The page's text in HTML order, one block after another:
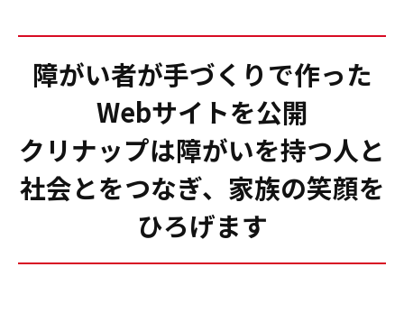
障がい者が手づくりで作った
Webサイトを公開
クリナップは障がいを持つ人と
社会とをつなぎ、家族の笑顔を
ひろげます